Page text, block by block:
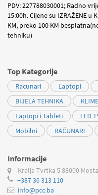
PDV: 227788030001; Radno
15:00h. Cijene su IZRAŽENE u
KM, preko 100 KM
tehniku)
Top Kategorije
Racunari Laptopi
BIJELA TEHNIKA
KLIME
Laptopi i Tableti
LED
Mobilni
RAČUNARI
Informacije
Kralja Tvrtka 5 88000
+387 36 313 110
info@pcc.ba